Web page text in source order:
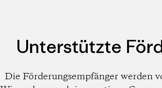
Unterstützte
Die Förderungsempfänger werden